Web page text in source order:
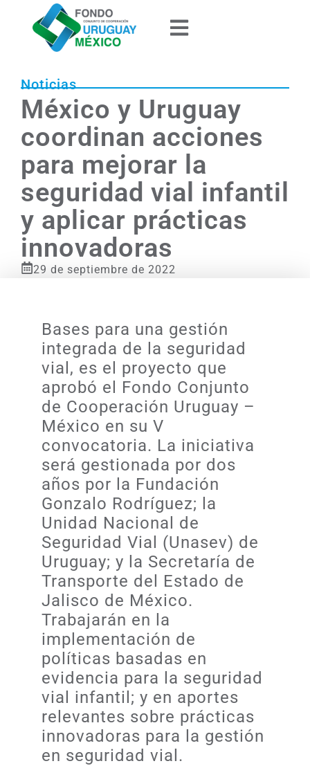
Noticias
México y Uruguay
coordinan acciones
para mejorar la
seguridad vial infantil
y aplicar prácticas
innovadoras
29 de septiembre de 2022
Bases para una gestión
integrada de la seguridad
vial, es el proyecto que
aprobó el Fondo Conjunto
de Cooperación Uruguay –
México en su V
convocatoria. La iniciativa
será gestionada por dos
años por la Fundación
Gonzalo Rodríguez; la
Unidad Nacional de
Seguridad Vial (Unasev) de
Uruguay; y la Secretaría de
Transporte del Estado de
Jalisco de México.
Trabajarán en la
implementación de
políticas basadas en
evidencia para la seguridad
vial infantil; y en aportes
relevantes sobre prácticas
innovadoras para la gestión
en seguridad vial.